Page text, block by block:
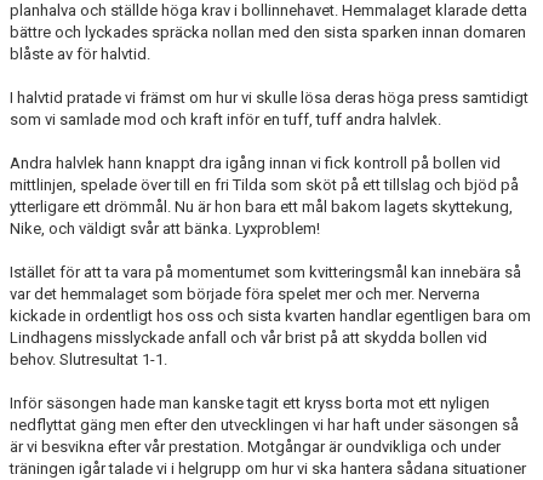
TIDIGARE SÄSONGER
planhalva och ställde höga krav i bollinnehavet. Hemmalaget klarade detta
bättre och lyckades spräcka nollan med den sista sparken innan domaren
blåste av för halvtid.
I halvtid pratade vi främst om hur vi skulle lösa deras höga press samtidigt
som vi samlade mod och kraft inför en tuff, tuff andra halvlek.
Andra halvlek hann knappt dra igång innan vi fick kontroll på bollen vid
mittlinjen, spelade över till en fri Tilda som sköt på ett tillslag och bjöd på
ytterligare ett drömmål. Nu är hon bara ett mål bakom lagets skyttekung,
Nike, och väldigt svår att bänka. Lyxproblem!
Istället för att ta vara på momentumet som kvitteringsmål kan innebära så
var det hemmalaget som började föra spelet mer och mer. Nerverna
kickade in ordentligt hos oss och sista kvarten handlar egentligen bara om
Lindhagens misslyckade anfall och vår brist på att skydda bollen vid
behov. Slutresultat 1-1.
Inför säsongen hade man kanske tagit ett kryss borta mot ett nyligen
nedflyttat gäng men efter den utvecklingen vi har haft under säsongen så
är vi besvikna efter vår prestation. Motgångar är oundvikliga och under
träningen igår talade vi i helgrupp om hur vi ska hantera sådana situationer